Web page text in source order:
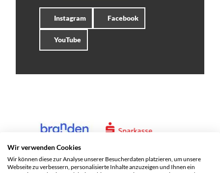
Instagram Facebook
YouTube
Wir verwenden Cookies
Wir können diese zur Analyse unserer Besucherdaten platzieren, um unsere
Webseite zu verbessern, personalisierte Inhalte anzuzeigen und Ihnen ein